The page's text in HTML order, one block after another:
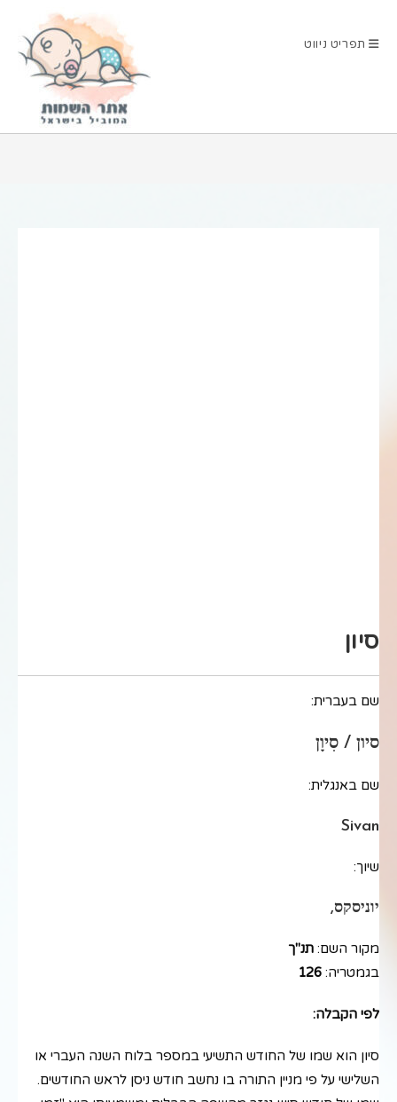
תפריט ניווט
סיון
שם בעברית:
סיון / סִיוָן
שם באנגלית:
Sivan
שיוך:
יוניסקס,
מקור השם: תנ"ך
בגמטריה: 126
לפי הקבלה:
סיון הוא שמו של החודש התשיעי במספר בלוח השנה העברי או
השלישי על פי מניין התורה בו נחשב חודש ניסן לראש החודשים.